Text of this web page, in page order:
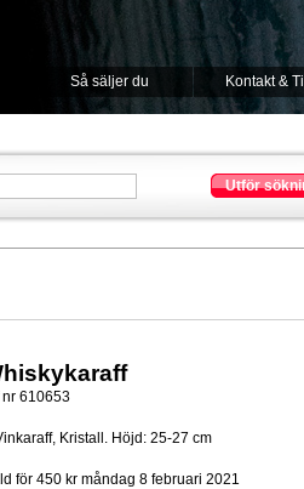
Så säljer du Kontakt &
Utför
nr 610653
Kristall. Höjd: 25-27 cm
för 450 krmåndag 8 februari 2021